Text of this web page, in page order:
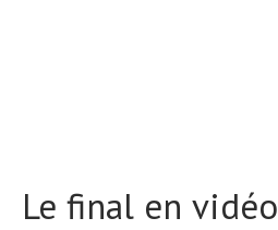
Le final en vidéo